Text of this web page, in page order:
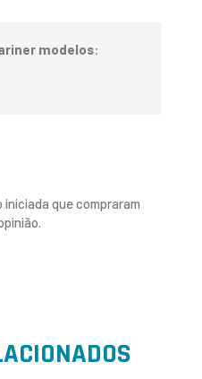
modelos:
que compraram